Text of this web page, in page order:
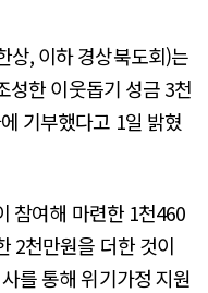
상, 이하 경상북도회)는
성한 이웃돕기 성금 3천
기부했다고 1일 밝혔
참여해 마련한 1천460
2천만원을 더한 것이
를 통해 위기가정 지원